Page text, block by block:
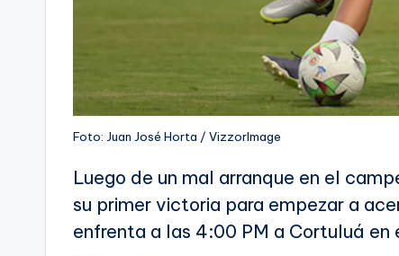
Foto: Juan José Horta / VizzorImage
Luego de un mal arranque en el
su primer victoria para empezar a
enfrenta a las 4:00 PM a Cortuluá en